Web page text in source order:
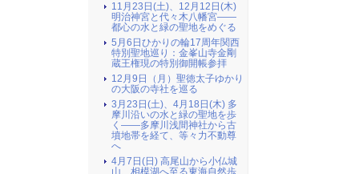
11月23日(土)、12月12日(木)
明治神宮と代々木八幡宮――
都心の水と緑の聖地をめぐる
5月6日ひかりの輪17周年関西
特別聖地巡り：金峯山寺金剛
蔵王権現の特別御開帳参拝
12月9日（月）聖徳太子ゆかり
の大阪の寺社を巡る
3月23日(土)、4月18日(木) 多
摩川沿いの水と緑の聖地を歩
く――多摩川浅間神社から古
墳地帯を経て、等々力不動尊
へ
4月7日(日) 高尾山から小仏城
山、相模湖へ至る東海自然歩